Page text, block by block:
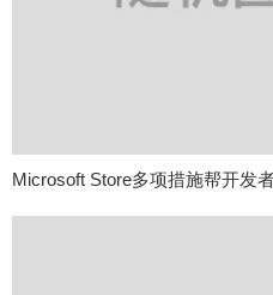
Microsoft Store多项措施帮开发